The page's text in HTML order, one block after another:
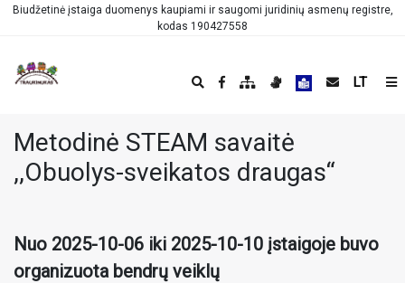
Biudžetinė įstaiga duomenys kaupiami ir saugomi juridinių asmenų registre,
kodas 190427558
LT
Metodinė STEAM savaitė
,,Obuolys-sveikatos draugas“
Nuo 2025-10-06 iki 2025-10-10 įstaigoje buvo
organizuota bendrų veiklų